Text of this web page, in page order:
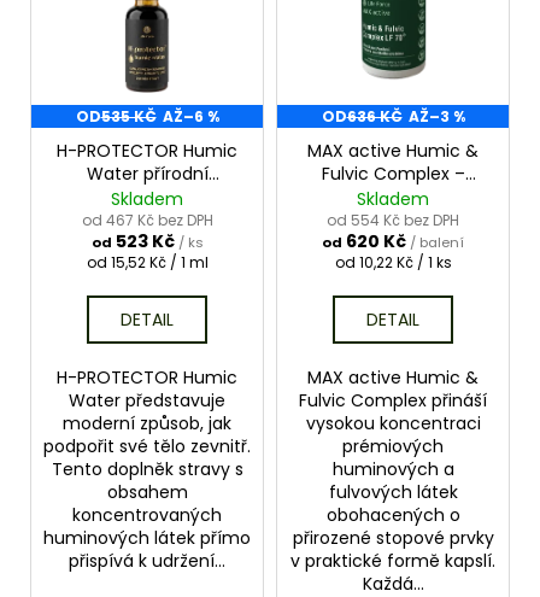
d
r OD535 KČ AŽ–6 %
H-PROTECTOR Humic
Water přírodní
huminové kyseliny
podpora imunity a
vitality
Skladem
od 467 Kč bez DPH
od 523 Kč / ks
Měrná
od 15,52 Kč / 1 ml
DETAIL
H-PROTECTOR Humic
Water představuje
moderní způsob, jak
podpořit své tělo zevnitř.
Tento doplněk stravy s
obsahem
koncentrovaných
huminových látek přímo
přispívá k udržení...
OD636 KČ AŽ–3 %
MAX active Humic &
Fulvic Complex –
Prémiové huminové a
fulvové kyseliny
Skladem
od 554 Kč bez DPH
od 620 Kč / balení
Měrná
od 10,22 Kč / 1 ks
DETAIL
MAX active Humic &
Fulvic Complex přináší
vysokou koncentraci
prémiových
huminových a
fulvových látek
obohacených o
přirozené stopové prvky
v praktické formě kapslí.
Každá...